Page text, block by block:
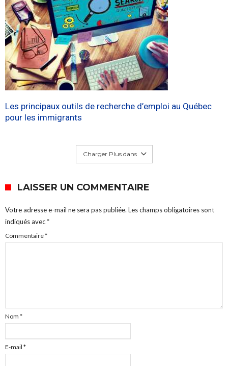
Les principaux outils de recherche d’emploi au Québec
pour les immigrants
Charger Plus dans
LAISSER UN COMMENTAIRE
Votre adresse e-mail ne sera pas publiée. Les champs obligatoires sont
indiqués avec*
Commentaire*
Nom *
E-mail *